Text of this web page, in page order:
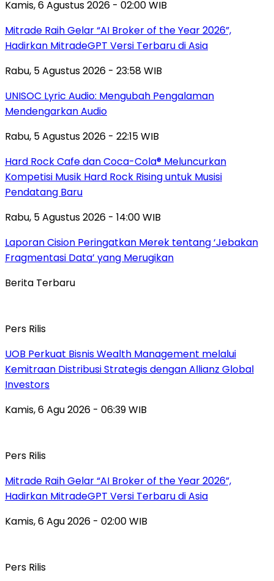
Kamis, 6 Agustus 2026 - 02:00 WIB
Mitrade Raih Gelar “AI Broker of the Year 2026”,
Hadirkan MitradeGPT Versi Terbaru di Asia
Rabu, 5 Agustus 2026 - 23:58 WIB
UNISOC Lyric Audio: Mengubah Pengalaman
Mendengarkan Audio
Rabu, 5 Agustus 2026 - 22:15 WIB
Hard Rock Cafe dan Coca-Cola® Meluncurkan
Kompetisi Musik Hard Rock Rising untuk Musisi
Pendatang Baru
Rabu, 5 Agustus 2026 - 14:00 WIB
Laporan Cision Peringatkan Merek tentang ‘Jebakan
Fragmentasi Data’ yang Merugikan
Berita Terbaru
Pers Rilis
UOB Perkuat Bisnis Wealth Management melalui
Kemitraan Distribusi Strategis dengan Allianz Global
Investors
Kamis, 6 Agu 2026 - 06:39 WIB
Pers Rilis
Mitrade Raih Gelar “AI Broker of the Year 2026”,
Hadirkan MitradeGPT Versi Terbaru di Asia
Kamis, 6 Agu 2026 - 02:00 WIB
Pers Rilis